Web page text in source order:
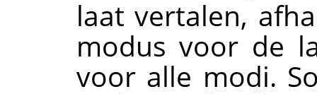
laat vertalen,
modus voor de
voor alle modi.